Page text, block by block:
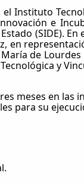
Instituto
e
(SIDE).
en
de
y
meses en
para su